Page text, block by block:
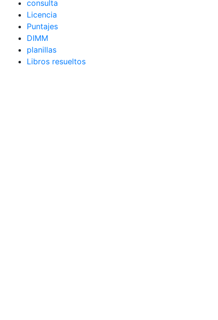
consulta
Licencia
Puntajes
DIMM
planillas
Libros resueltos